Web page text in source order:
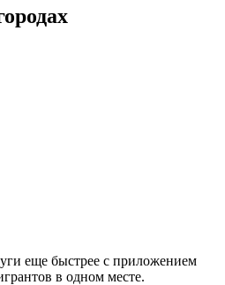
еще быстрее с приложением
в одном месте.